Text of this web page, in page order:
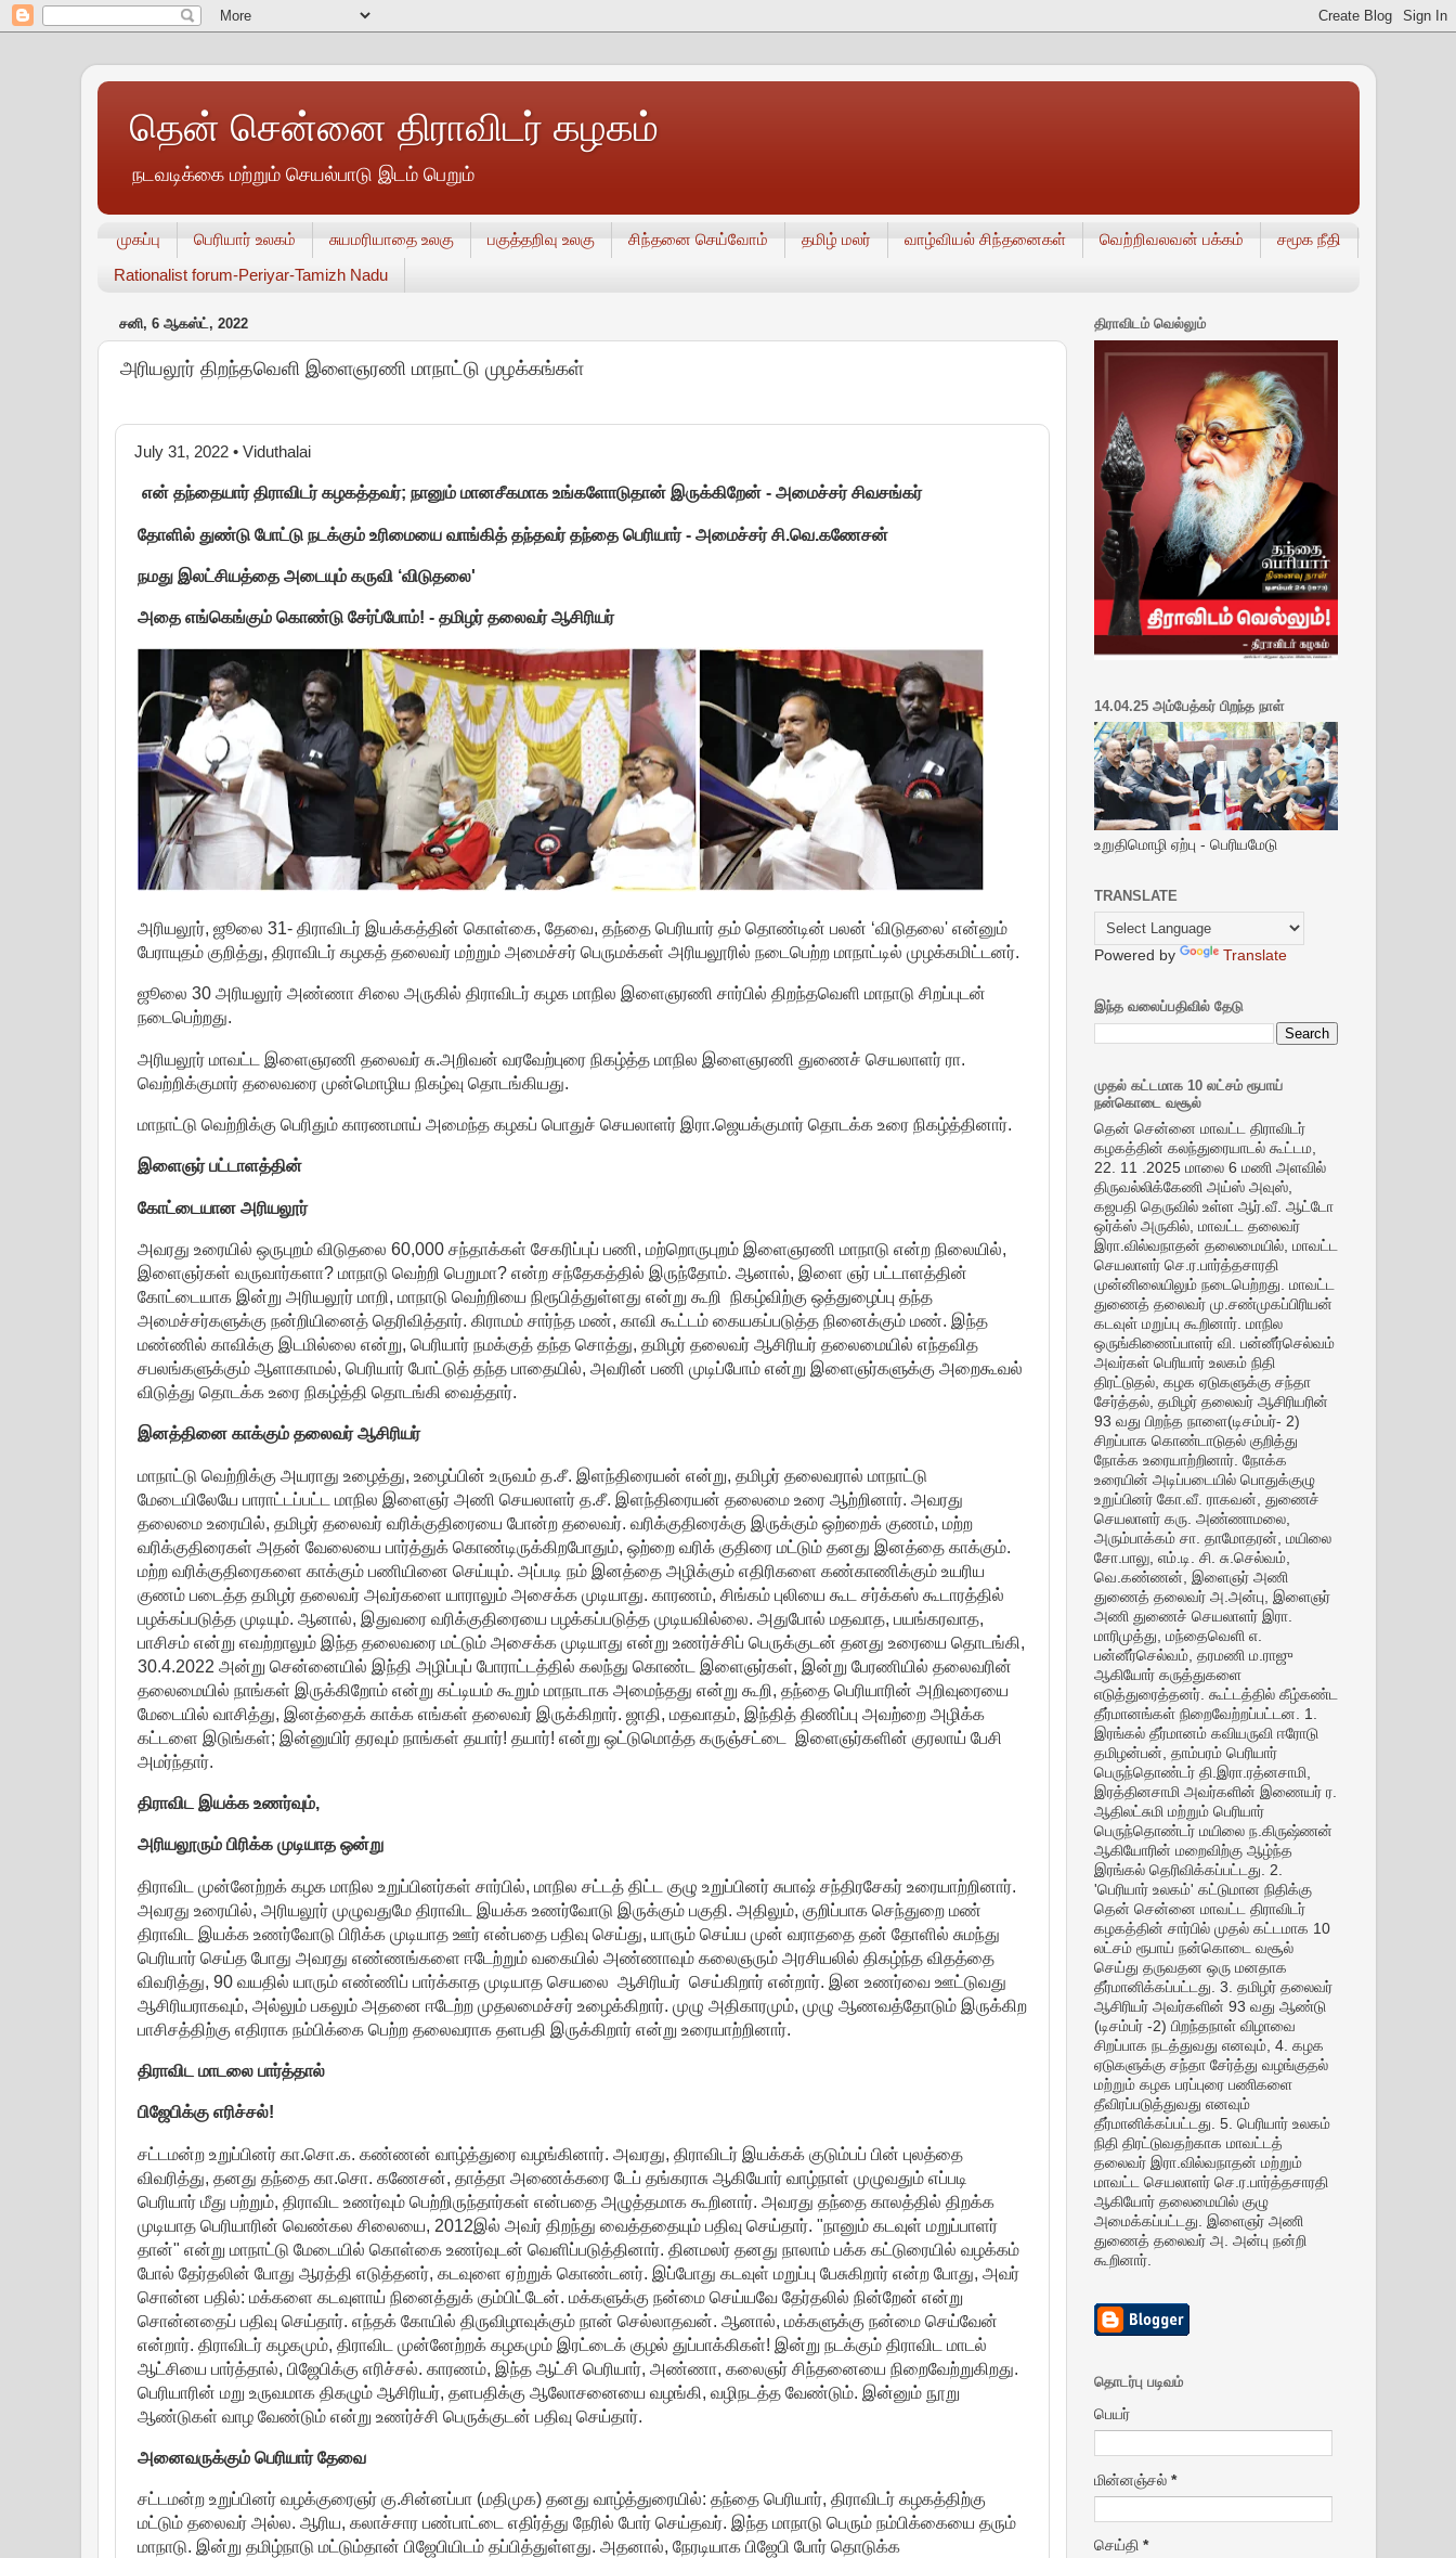
தென் சென்னை திராவிடர் கழகம்
நடவடிக்கை மற்றும் செயல்பாடு இடம் பெறும்
முகப்பு பெரியார் உலகம் சுயமரியாதை உலகு பகுத்தறிவு உலகு சிந்தனை செய்வோம் தமிழ் மலர் வாழ்வியல் சிந்தனைகள் வெற்றிவலவன் பக்கம்
சமூக நீதி
Rationalist forum-Periyar-Tamizh Nadu
சனி, 6 ஆகஸ்ட், 2022
அரியலூர் திறந்தவெளி இளைஞரணி மாநாட்டு முழக்கங்கள்
July 31, 2022 • Viduthalai
என் தந்தையார் திராவிடர் கழகத்தவர்; நானும் மானசீகமாக உங்களோடுதான் இருக்கிறேன் - அமைச்சர் சிவசங்கர்
தோளில் துண்டு போட்டு நடக்கும் உரிமையை வாங்கித் தந்தவர் தந்தை பெரியார் - அமைச்சர் சி.வெ.கணேசன்
நமது இலட்சியத்தை அடையும் கருவி ‘விடுதலை'
அதை எங்கெங்கும் கொண்டு சேர்ப்போம்! - தமிழர் தலைவர் ஆசிரியர்
அரியலூர், ஜூலை 31- திராவிடர் இயக்கத்தின் கொள்கை, தேவை, தந்தை பெரியார் தம் தொண்டின் பலன் ‘விடுதலை' என்னும்
பேராயுதம் குறித்து, திராவிடர் கழகத் தலைவர் மற்றும் அமைச்சர் பெருமக்கள் அரியலூரில் நடைபெற்ற மாநாட்டில் முழக்கமிட்டனர்.
ஜூலை 30 அரியலூர் அண்ணா சிலை அருகில் திராவிடர் கழக மாநில இளைஞரணி சார்பில் திறந்தவெளி மாநாடு சிறப்புடன்
நடைபெற்றது.
அரியலூர் மாவட்ட இளைஞரணி தலைவர் சு.அறிவன் வரவேற்புரை நிகழ்த்த மாநில இளைஞரணி துணைச் செயலாளர் ரா.
வெற்றிக்குமார் தலைவரை முன்மொழிய நிகழ்வு தொடங்கியது.
மாநாட்டு வெற்றிக்கு பெரிதும் காரணமாய் அமைந்த கழகப் பொதுச் செயலாளர் இரா.ஜெயக்குமார் தொடக்க உரை நிகழ்த்தினார்.
இளைஞர் பட்டாளத்தின்
கோட்டையான அரியலூர்
அவரது உரையில் ஒருபுறம் விடுதலை 60,000 சந்தாக்கள் சேகரிப்புப் பணி, மற்றொருபுறம் இளைஞரணி மாநாடு என்ற நிலையில்,
இளைஞர்கள் வருவார்களா? மாநாடு வெற்றி பெறுமா? என்ற சந்தேகத்தில் இருந்தோம். ஆனால், இளை ஞர் பட்டாளத்தின்
கோட்டையாக இன்று அரியலூர் மாறி, மாநாடு வெற்றியை நிரூபித்துள்ளது என்று கூறி நிகழ்விற்கு ஒத்துழைப்பு தந்த
அமைச்சர்களுக்கு நன்றியினைத் தெரிவித்தார். கிராமம் சார்ந்த மண், காவி கூட்டம் கையகப்படுத்த நினைக்கும் மண். இந்த
மண்ணில் காவிக்கு இடமில்லை என்று, பெரியார் நமக்குத் தந்த சொத்து, தமிழர் தலைவர் ஆசிரியர் தலைமையில் எந்தவித
சபலங்களுக்கும் ஆளாகாமல், பெரியார் போட்டுத் தந்த பாதையில், அவரின் பணி முடிப்போம் என்று இளைஞர்களுக்கு அறைகூவல்
விடுத்து தொடக்க உரை நிகழ்த்தி தொடங்கி வைத்தார்.
இனத்தினை காக்கும் தலைவர் ஆசிரியர்
மாநாட்டு வெற்றிக்கு அயராது உழைத்து, உழைப்பின் உருவம் த.சீ. இளந்திரையன் என்று, தமிழர் தலைவரால் மாநாட்டு
மேடையிலேயே பாராட்டப்பட்ட மாநில இளைஞர் அணி செயலாளர் த.சீ. இளந்திரையன் தலைமை உரை ஆற்றினார். அவரது
தலைமை உரையில், தமிழர் தலைவர் வரிக்குதிரையை போன்ற தலைவர். வரிக்குதிரைக்கு இருக்கும் ஒற்றைக் குணம், மற்ற
வரிக்குதிரைகள் அதன் வேலையை பார்த்துக் கொண்டிருக்கிறபோதும், ஒற்றை வரிக் குதிரை மட்டும் தனது இனத்தை காக்கும்.
மற்ற வரிக்குதிரைகளை காக்கும் பணியினை செய்யும். அப்படி நம் இனத்தை அழிக்கும் எதிரிகளை கண்காணிக்கும் உயரிய
குணம் படைத்த தமிழர் தலைவர் அவர்களை யாராலும் அசைக்க முடியாது. காரணம், சிங்கம் புலியை கூட சர்க்கஸ் கூடாரத்தில்
பழக்கப்படுத்த முடியும். ஆனால், இதுவரை வரிக்குதிரையை பழக்கப்படுத்த முடியவில்லை. அதுபோல் மதவாத, பயங்கரவாத,
பாசிசம் என்று எவற்றாலும் இந்த தலைவரை மட்டும் அசைக்க முடியாது என்று உணர்ச்சிப் பெருக்குடன் தனது உரையை தொடங்கி,
30.4.2022 அன்று சென்னையில் இந்தி அழிப்புப் போராட்டத்தில் கலந்து கொண்ட இளைஞர்கள், இன்று பேரணியில் தலைவரின்
தலைமையில் நாங்கள் இருக்கிறோம் என்று கட்டியம் கூறும் மாநாடாக அமைந்தது என்று கூறி, தந்தை பெரியாரின் அறிவுரையை
மேடையில் வாசித்து, இனத்தைக் காக்க எங்கள் தலைவர் இருக்கிறார். ஜாதி, மதவாதம், இந்தித் திணிப்பு அவற்றை அழிக்க
கட்டளை இடுங்கள்; இன்னுயிர் தரவும் நாங்கள் தயார்! தயார்! என்று ஒட்டுமொத்த கருஞ்சட்டை இளைஞர்களின் குரலாய் பேசி
அமர்ந்தார்.
திராவிட இயக்க உணர்வும்,
அரியலூரும் பிரிக்க முடியாத ஒன்று
திராவிட முன்னேற்றக் கழக மாநில உறுப்பினர்கள் சார்பில், மாநில சட்டத் திட்ட குழு உறுப்பினர் சுபாஷ் சந்திரசேகர் உரையாற்றினார்.
அவரது உரையில், அரியலூர் முழுவதுமே திராவிட இயக்க உணர்வோடு இருக்கும் பகுதி. அதிலும், குறிப்பாக செந்துறை மண்
திராவிட இயக்க உணர்வோடு பிரிக்க முடியாத ஊர் என்பதை பதிவு செய்து, யாரும் செய்ய முன் வராததை தன் தோளில் சுமந்து
பெரியார் செய்த போது அவரது எண்ணங்களை ஈடேற்றும் வகையில் அண்ணாவும் கலைஞரும் அரசியலில் திகழ்ந்த விதத்தை
விவரித்து, 90 வயதில் யாரும் எண்ணிப் பார்க்காத முடியாத செயலை ஆசிரியர் செய்கிறார் என்றார். இன உணர்வை ஊட்டுவது
ஆசிரியராகவும், அல்லும் பகலும் அதனை ஈடேற்ற முதலமைச்சர் உழைக்கிறார். முழு அதிகாரமும், முழு ஆணவத்தோடும் இருக்கிற
பாசிசத்திற்கு எதிராக நம்பிக்கை பெற்ற தலைவராக தளபதி இருக்கிறார் என்று உரையாற்றினார்.
திராவிட மாடலை பார்த்தால்
பிஜேபிக்கு எரிச்சல்!
சட்டமன்ற உறுப்பினர் கா.சொ.க. கண்ணன் வாழ்த்துரை வழங்கினார். அவரது, திராவிடர் இயக்கக் குடும்பப் பின் புலத்தை
விவரித்து, தனது தந்தை கா.சொ. கணேசன், தாத்தா அணைக்கரை டேப் தங்கராசு ஆகியோர் வாழ்நாள் முழுவதும் எப்படி
பெரியார் மீது பற்றும், திராவிட உணர்வும் பெற்றிருந்தார்கள் என்பதை அழுத்தமாக கூறினார். அவரது தந்தை காலத்தில் திறக்க
முடியாத பெரியாரின் வெண்கல சிலையை, 2012இல் அவர் திறந்து வைத்ததையும் பதிவு செய்தார். "நானும் கடவுள் மறுப்பாளர்
தான்" என்று மாநாட்டு மேடையில் கொள்கை உணர்வுடன் வெளிப்படுத்தினார். தினமலர் தனது நாலாம் பக்க கட்டுரையில் வழக்கம்
போல் தேர்தலின் போது ஆரத்தி எடுத்தனர், கடவுளை ஏற்றுக் கொண்டனர். இப்போது கடவுள் மறுப்பு பேசுகிறார் என்ற போது, அவர்
சொன்ன பதில்: மக்களை கடவுளாய் நினைத்துக் கும்பிட்டேன். மக்களுக்கு நன்மை செய்யவே தேர்தலில் நின்றேன் என்று
சொன்னதைப் பதிவு செய்தார். எந்தக் கோயில் திருவிழாவுக்கும் நான் செல்லாதவன். ஆனால், மக்களுக்கு நன்மை செய்வேன்
என்றார். திராவிடர் கழகமும், திராவிட முன்னேற்றக் கழகமும் இரட்டைக் குழல் துப்பாக்கிகள்! இன்று நடக்கும் திராவிட மாடல்
ஆட்சியை பார்த்தால், பிஜேபிக்கு எரிச்சல். காரணம், இந்த ஆட்சி பெரியார், அண்ணா, கலைஞர் சிந்தனையை நிறைவேற்றுகிறது.
பெரியாரின் மறு உருவமாக திகழும் ஆசிரியர், தளபதிக்கு ஆலோசனையை வழங்கி, வழிநடத்த வேண்டும். இன்னும் நூறு
ஆண்டுகள் வாழ வேண்டும் என்று உணர்ச்சி பெருக்குடன் பதிவு செய்தார்.
அனைவருக்கும் பெரியார் தேவை
சட்டமன்ற உறுப்பினர் வழக்குரைஞர் கு.சின்னப்பா (மதிமுக) தனது வாழ்த்துரையில்: தந்தை பெரியார், திராவிடர் கழகத்திற்கு
மட்டும் தலைவர் அல்ல. ஆரிய, கலாச்சார பண்பாட்டை எதிர்த்து நேரில் போர் செய்தவர். இந்த மாநாடு பெரும் நம்பிக்கையை தரும்
மாநாடு. இன்று தமிழ்நாடு மட்டும்தான் பிஜேபியிடம் தப்பித்துள்ளது. அதனால், நேரடியாக பிஜேபி போர் தொடுக்க
திராவிடம் வெல்லும்
14.04.25 அம்பேத்கர் பிறந்த நாள்
உறுதிமொழி ஏற்பு - பெரியமேடு
TRANSLATE
Powered by Translate
இந்த வலைப்பதிவில் தேடு
முதல் கட்டமாக 10 லட்சம் ரூபாய்
நன்கொடை வசூல்
தென் சென்னை மாவட்ட திராவிடர்
கழகத்தின் கலந்துரையாடல் கூட்டம,
22. 11 .2025 மாலை 6 மணி அளவில்
திருவல்லிக்கேணி அய்ஸ் அவுஸ்,
கஜபதி தெருவில் உள்ள ஆர்.வீ. ஆட்டோ
ஒர்க்ஸ் அருகில், மாவட்ட தலைவர்
இரா.வில்வநாதன் தலைமையில், மாவட்ட
செயலாளர் செ.ர.பார்த்தசாரதி
முன்னிலையிலும் நடைபெற்றது. மாவட்ட
துணைத் தலைவர் மு.சண்முகப்பிரியன்
கடவுள் மறுப்பு கூறினார். மாநில
ஒருங்கிணைப்பாளர் வி. பன்னீர்செல்வம்
அவர்கள் பெரியார் உலகம் நிதி
திரட்டுதல், கழக ஏடுகளுக்கு சந்தா
சேர்த்தல், தமிழர் தலைவர் ஆசிரியரின்
93 வது பிறந்த நாளை(டிசம்பர்- 2)
சிறப்பாக கொண்டாடுதல் குறித்து
நோக்க உரையாற்றினார். நோக்க
உரையின் அடிப்படையில் பொதுக்குழு
உறுப்பினர் கோ.வீ. ராகவன், துணைச்
செயலாளர் கரு. அண்ணாமலை,
அரும்பாக்கம் சா. தாமோதரன், மயிலை
சோ.பாலு, எம்.டி. சி. சு.செல்வம்,
வெ.கண்ணன், இளைஞர் அணி
துணைத் தலைவர் அ.அன்பு, இளைஞர்
அணி துணைச் செயலாளர் இரா.
மாரிமுத்து, மந்தைவெளி எ.
பன்னீர்செல்வம், தரமணி ம.ராஜு
ஆகியோர் கருத்துகளை
எடுத்துரைத்தனர். கூட்டத்தில் கீழ்கண்ட
தீர்மானங்கள் நிறைவேற்றப்பட்டன. 1.
இரங்கல் தீர்மானம் கவியருவி ஈரோடு
தமிழன்பன், தாம்பரம் பெரியார்
பெருந்தொண்டர் தி.இரா.ரத்னசாமி,
இரத்தினசாமி அவர்களின் இணையர் ர.
ஆதிலட்சுமி மற்றும் பெரியார்
பெருந்தொண்டர் மயிலை ந.கிருஷ்ணன்
ஆகியோரின் மறைவிற்கு ஆழ்ந்த
இரங்கல் தெரிவிக்கப்பட்டது. 2.
'பெரியார் உலகம்' கட்டுமான நிதிக்கு
தென் சென்னை மாவட்ட திராவிடர்
கழகத்தின் சார்பில் முதல் கட்டமாக 10
லட்சம் ரூபாய் நன்கொடை வசூல்
செய்து தருவதன ஒரு மனதாக
தீர்மானிக்கப்பட்டது. 3. தமிழர் தலைவர்
ஆசிரியர் அவர்களின் 93 வது ஆண்டு
(டிசம்பர் -2) பிறந்தநாள் விழாவை
சிறப்பாக நடத்துவது எனவும், 4. கழக
ஏடுகளுக்கு சந்தா சேர்த்து வழங்குதல்
மற்றும் கழக பரப்புரை பணிகளை
தீவிரப்படுத்துவது எனவும்
தீர்மானிக்கப்பட்டது. 5. பெரியார் உலகம்
நிதி திரட்டுவதற்காக மாவட்டத்
தலைவர் இரா.வில்வநாதன் மற்றும்
மாவட்ட செயலாளர் செ.ர.பார்த்தசாரதி
ஆகியோர் தலைமையில் குழு
அமைக்கப்பட்டது. இளைஞர் அணி
துணைத் தலைவர் அ. அன்பு நன்றி
கூறினார்.
தொடர்பு படிவம்
பெயர்
மின்னஞ்சல் *
செய்தி *